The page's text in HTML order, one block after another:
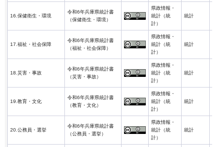
16.保健衛生・環境
令和6年兵庫県統計書
（保健衛生・環境）
県政情報・
統計（統
計）
統計
17.福祉・社会保障
令和6年兵庫県統計書
（福祉・社会保障）
県政情報・
統計（統
計）
統計
18.災害・事故
令和6年兵庫県統計書
（災害・事故）
県政情報・
統計（統
計）
統計
19.教育・文化
令和6年兵庫県統計書
（教育・文化）
県政情報・
統計（統
計）
統計
20.公務員・選挙
令和6年兵庫県統計書
（公務員・選挙）
県政情報・
統計（統
計）
統計